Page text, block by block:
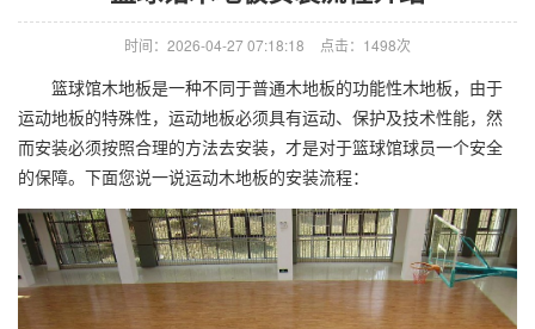
时间：2026-04-27 07:18:18 点击：1498次
篮球馆木地板是一种不同于普通木地板的功能性木地板，由于
运动地板的特殊性，运动地板必须具有运动、保护及技术性能，然
而安装必须按照合理的方法去安装，才是对于篮球馆球员一个安全
的保障。下面您说一说运动木地板的安装流程：